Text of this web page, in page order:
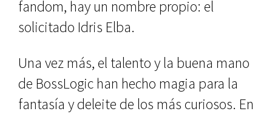
fandom, hay un nombre propio: el
solicitado Idris Elba.
Una vez más, el talento y la buena mano
de BossLogic han hecho magia para la
fantasía y deleite de los más curiosos. En